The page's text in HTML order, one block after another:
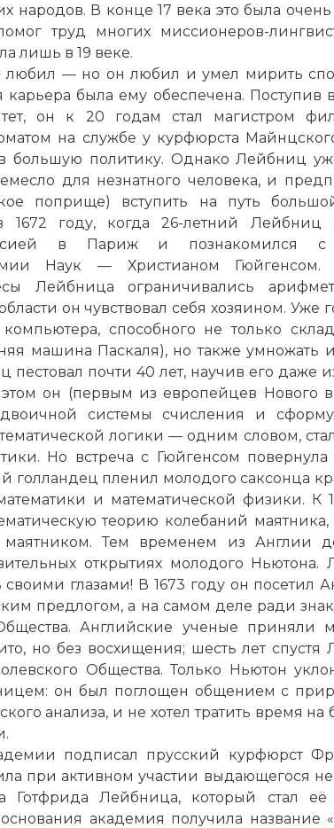
народов. В конце 17 века это была очень
труд многих миссионеров-
лишь в 19 веке.
любил — но он любил и умел мирить
карьера была ему обеспечена. Поступив
он к 20 годам стал магистром
на службе у курфюрста
большую политику. Однако Лейбниц
для незнатного человека, и
поприще) вступить на путь
1672 году, когда 26-летний Лейбниц
в Париж и познакомился с
Наук — Христианом Гюйгенсом.
Лейбница ограничивались
он чувствовал себя хозяином. Уже
способного не только
машина Паскаля), но также умножать
почти 40 лет, научив его даже
он (первым из европейцев Нового
системы счисления и
логики — одним словом,
Но встреча с Гюйгенсом повернула
голландец пленил молодого саксонца
и математической физики. К
теорию колебаний маятника,
Тем временем из Англии
открытиях молодого Ньютона.
своими глазами! В 1673 году он посетил
предлогом, а на самом деле ради
Английские ученые приняли
но без восхищения; шесть лет спустя
Общества. Только Ньютон
он был поглощен общением с
анализа, и не хотел тратить время на
подписал прусский курфюрст
при активном участии выдающегося
Готфрида Лейбница, который стал
академия получила название